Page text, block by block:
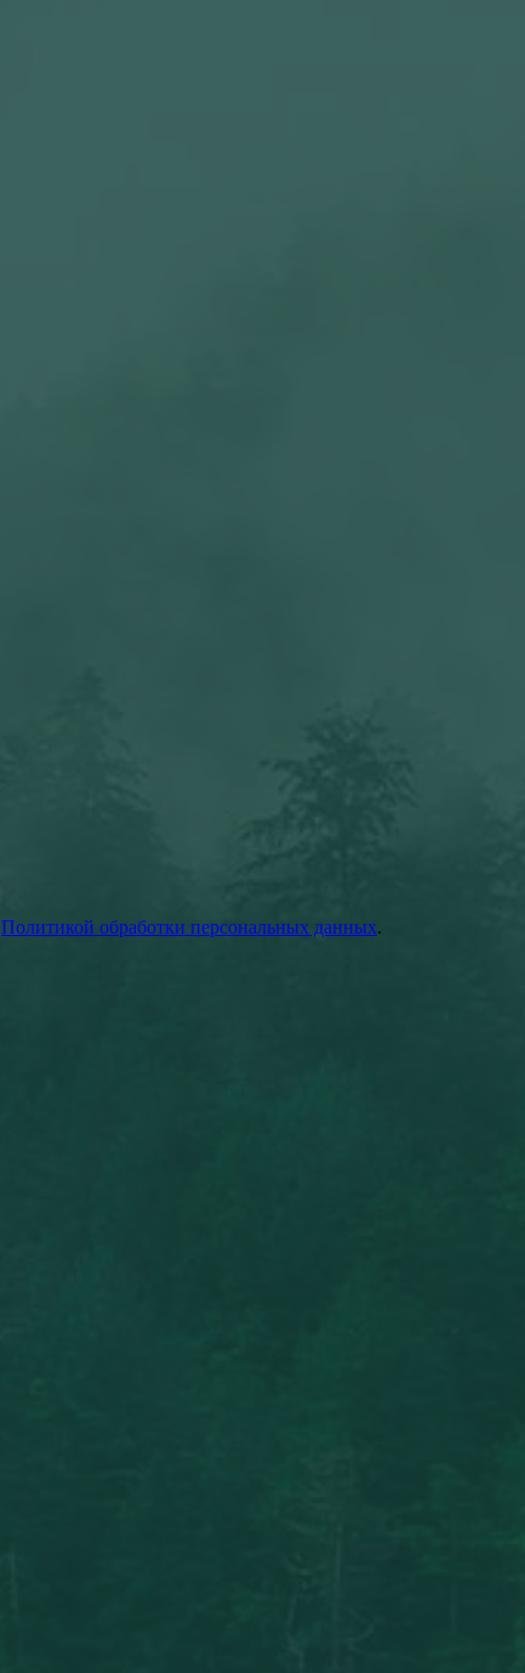
Политикой обработки персональных данных.